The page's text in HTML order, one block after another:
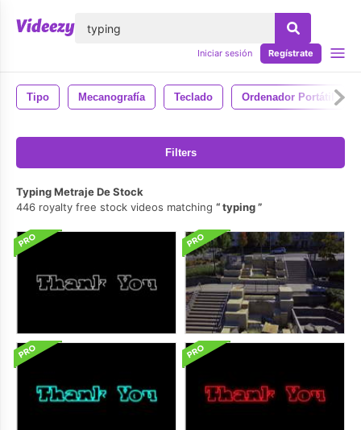
Iniciar sesión Regístrate
Tipo Mecanografía Teclado Ordenador Portátil
Filters
Typing Metraje De Stock
446 royalty free stock videos matching
typing